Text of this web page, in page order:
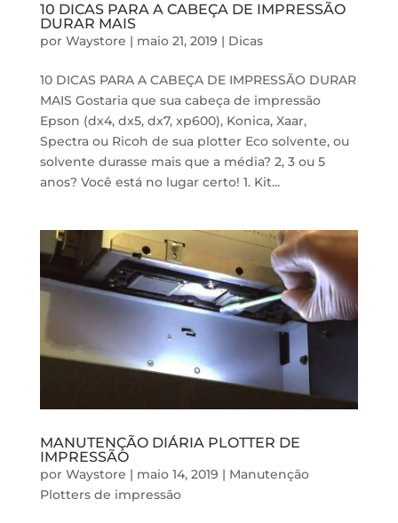
10 DICAS PARA A CABEÇA DE IMPRESSÃO
DURAR MAIS
por Waystore | maio 21, 2019 | Dicas
10 DICAS PARA A CABEÇA DE IMPRESSÃO DURAR
MAIS Gostaria que sua cabeça de impressão
Epson (dx4, dx5, dx7, xp600), Konica, Xaar,
Spectra ou Ricoh de sua plotter Eco solvente, ou
solvente durasse mais que a média? 2, 3 ou 5
anos? Você está no lugar certo! 1. Kit...
MANUTENÇÃO DIÁRIA PLOTTER DE
IMPRESSÃO
por Waystore | maio 14, 2019 | Manutenção
Plotters de impressão